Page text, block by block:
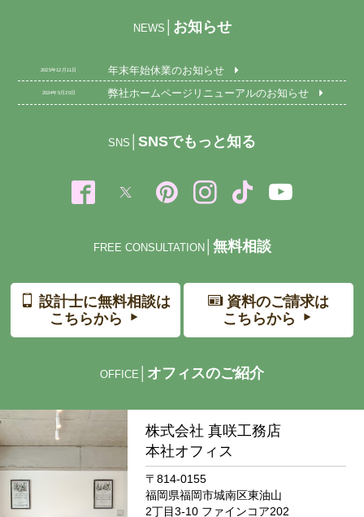
NEWS お知らせ
2025年12月11日 年末年始休業のお知らせ
2024年5月20日 弊社ホームページリニューアルのお知らせ
SNS SNSでもっと知る
FREE CONSULTATION│ 無料相談
設計士に無料相談は
こちらから
資料のご請求は
こちらから
OFFICE オフィスのご紹介
株式会社 真咲工務店
本社オフィス
〒814-0155
福岡県福岡市城南区東油山
2丁目3-10 ファインコア202